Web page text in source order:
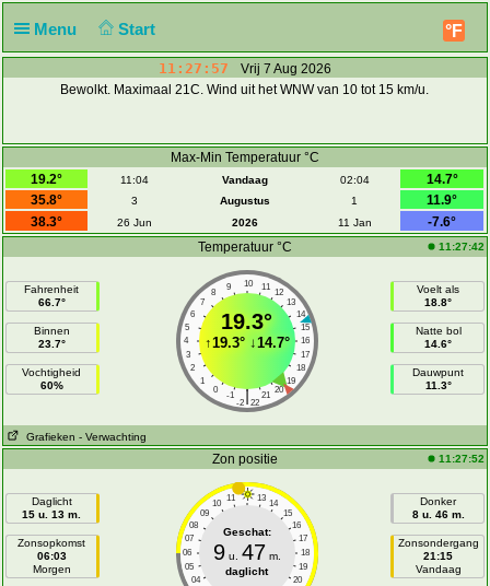
Menu Start °F
11:27:57
Vrij 7 Aug 2026
Bewolkt. Maximaal 21C. Wind uit het WNW van 10 tot 15 km/u.
Max-Min Temperatuur °C
19.2°
11:04 Vandaag 02:04
14.7°
35.8°
3 Augustus 1
11.9°
38.3°
26 Jun 2026 11 Jan
-7.6°
Temperatuur °C
11:27:42
Fahrenheit
66.7°
Binnen
23.7°
Vochtigheid
60%
10
9 11
8
12
7
13
6
14
5
15
4
16
3
17
2
18
1
19
0
20
-1 21
|
-2 22
19.3°
↑19.3°↓14.7°
Voelt als
18.8°
Natte bol
14.6°
Dauwpunt
11.3°
Grafieken - Verwachting
Zon positie 11:27:52
Daglicht
15 u. 13 m.
Zonsopkomst
06:03
Morgen
11 13
10
14
09
15
08
16
07
17
06
18
05
19
04
20
Geschat:
9u. 47 m.
daglicht
Donker
8 u. 46 m.
Zonsondergang
21:15
Vandaag